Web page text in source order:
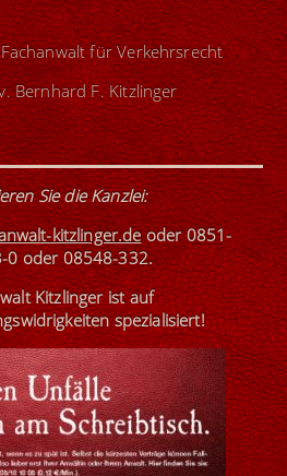
für Verkehrsrecht
Bernhard F. Kitzlinger
Sie die Kanzlei:
kitzlinger.de oder0851-
0oder08548-332.
Kitzlinger istauf
spezialisiert!